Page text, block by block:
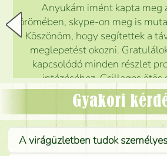
Anyukám imént kapta meg
örömében, skype-on meg is
Köszönöm, hogy segítettek a
meglepetést okozni.
kapcsolódó minden részlet
intézéséhez. Csillagos ötös
Gyakori
A virágüzletben tudok